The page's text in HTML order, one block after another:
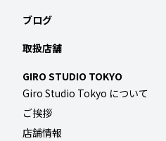
ブログ
取扱店舗
GIRO STUDIO TOKYO
Giro Studio Tokyo について
ご挨拶
店舗情報